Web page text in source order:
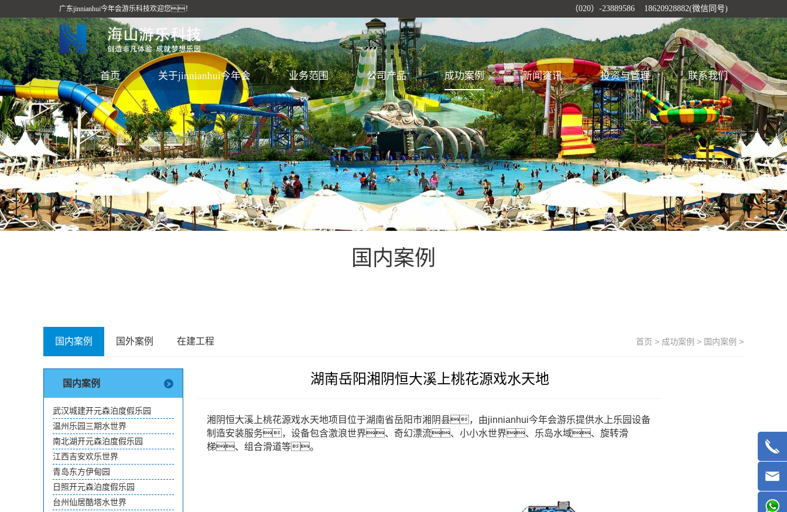
广东jinnianhui今年会游乐科技欢迎您！ （020）-23889586 18620928882(微信同号)
首页 关于jinnianhui今年会 业务范围 公司产品 成功案例 新闻资讯 投资与管理 联系我们
国内案例
首页 > 成功案例 > 国内案例 >
国内案例 国外案例 在建工程
国内案例
武汉城建开元森泊度假乐园
温州乐园三期水世界
南北湖开元森泊度假乐园
江西吉安欢乐世界
青岛东方伊甸园
日照开元森泊度假乐园
台州仙居酷塔水世界
湖南岳阳湘阴恒大溪上桃花源戏水天地
湘阴恒大溪上桃花源戏水天地项目位于湖南省岳阳市湘阴县，由jinnianhui今年会游乐提供水上乐园设备
制造安装服务，设备包含激浪世界、奇幻漂流、小小水世界、乐岛水域、旋转滑
梯、组合滑道等。